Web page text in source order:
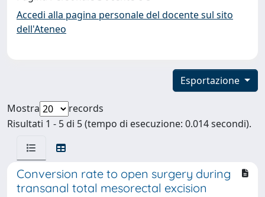
Accedi alla pagina personale del docente sul sito
dell'Ateneo
Esportazione
Mostra
records
Risultati 1 - 5 di 5 (tempo di esecuzione: 0.014 secondi).
Conversion rate to open surgery during
transanal total mesorectal excision